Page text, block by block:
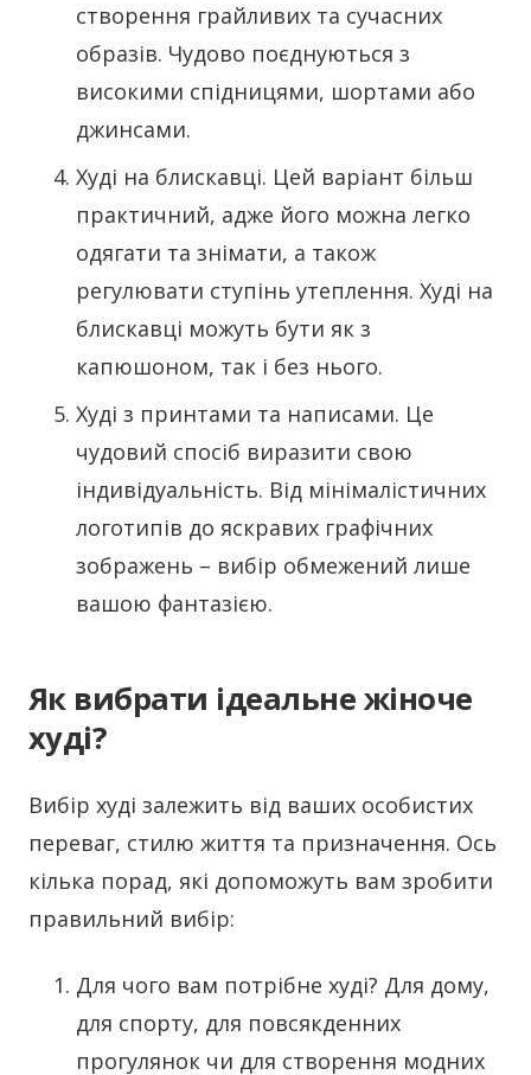
створення грайливих та сучасних
образів. Чудово поєднуються з
високими спідницями, шортами або
джинсами.
Худі на блискавці. Цей варіант більш
практичний, адже його можна легко
одягати та знімати, а також
регулювати ступінь утеплення. Худі на
блискавці можуть бути як з
капюшоном, так і без нього.
Худі з принтами та написами. Це
чудовий спосіб виразити свою
індивідуальність. Від мінімалістичних
логотипів до яскравих графічних
зображень – вибір обмежений лише
вашою фантазією.
Як вибрати ідеальне жіноче
худі?
Вибір худі залежить від ваших особистих
переваг, стилю життя та призначення. Ось
кілька порад, які допоможуть вам зробити
правильний вибір:
Для чого вам потрібне худі? Для дому,
для спорту, для повсякденних
прогулянок чи для створення модних